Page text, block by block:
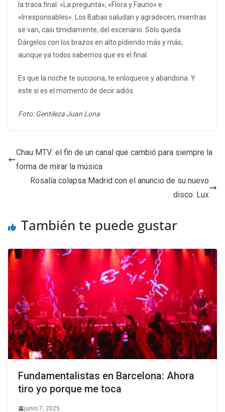
la traca final: «La pregunta», «Flora y Fauno» e
«Irresponsables». Los Babas saludan y agradecen, mientras
se van, casi tímidamente, del escenario. Sólo queda
Dárgelos con los brazos en alto pidiendo más y más,
aunque ya todos sabemos que es el final.
Es que la noche te succiona, te enloquece y abandona. Y
este sí es el momento de decir adiós.
Foto: Gentileza Juan Lona
Chau MTV: el fin de un canal que cambió para siempre la
forma de mirar la música
Rosalía colapsa Madrid con el anuncio de su nuevo
disco: Lux
También te puede gustar
Fundamentalistas en Barcelona: Ahora
tiro yo porque me toca
junio 7, 2025